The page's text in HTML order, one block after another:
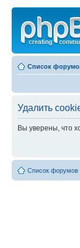
Список
Удалить
Вы уверены, что
Список форумов